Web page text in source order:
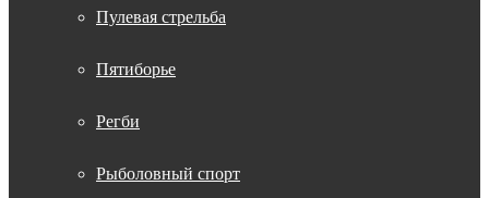
Пулевая стрельба
Пятиборье
Регби
Рыболовный спорт